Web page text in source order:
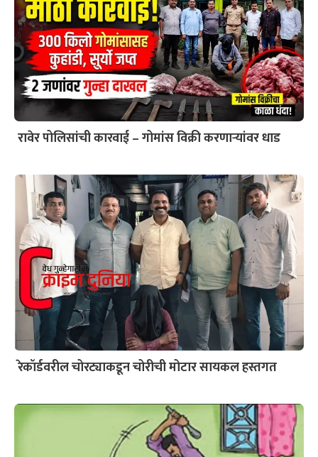
रावेर पोलिसांची कारवाई – गोमांस विक्री करणाऱ्यांवर धाड
रेकॉर्डवरील चोरट्याकडून चोरीची मोटार सायकल हस्तगत